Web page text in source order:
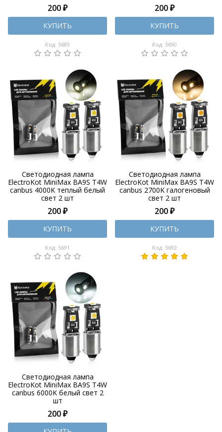
200 ₽
КУПИТЬ
Код: 5689
200 ₽
КУПИТЬ
Код: 5690
Светодиодная лампа
ElectroKot MiniMax BA9S T4W
canbus 4000K теплый белый
свет 2 шт
200 ₽
КУПИТЬ
Код: 5691
Светодиодная лампа
ElectroKot MiniMax BA9S T4W
canbus 2700K галогеновый
свет 2 шт
200 ₽
КУПИТЬ
Код: 5692
Светодиодная лампа
ElectroKot MiniMax BA9S T4W
canbus 6000K белый свет 2
шт
200 ₽